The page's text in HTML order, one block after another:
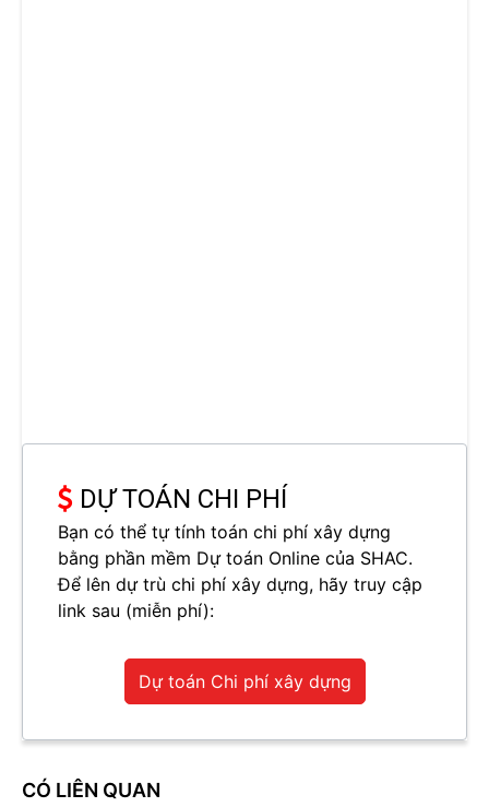
DỰ TOÁN CHI PHÍ
Bạn có thể tự tính toán chi phí xây dựng
bằng phần mềm Dự toán Online của SHAC.
Để lên dự trù chi phí xây dựng, hãy truy cập
link sau (miễn phí):
Dự toán Chi phí xây dựng
CÓ LIÊN QUAN